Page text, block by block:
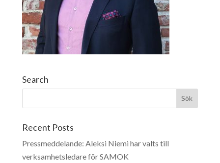
Search
Recent Posts
Pressmeddelande: Aleksi Niemi har valts till
verksamhetsledare för SAMOK